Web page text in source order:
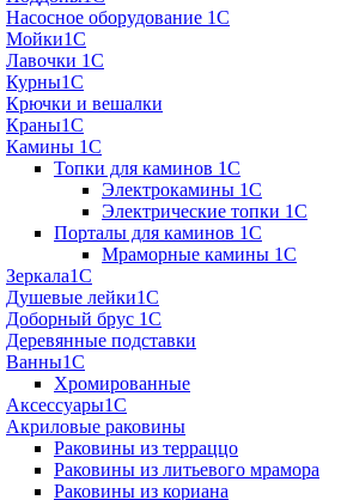
Насосное оборудование 1С
Мойки1С
Лавочки 1С
Курны1С
Крючки и вешалки
Краны1С
Камины 1C
Топки для каминов 1C
Электрокамины 1С
Электрические топки 1C
Порталы для каминов 1С
Мраморные камины 1C
Зеркала1С
Душевые лейки1С
Доборный брус 1С
Деревянные подставки
Ванны1С
Хромированные
Аксессуары1С
Акриловые раковины
Раковины из терраццо
Раковины из литьевого мрамора
Раковины из кориана